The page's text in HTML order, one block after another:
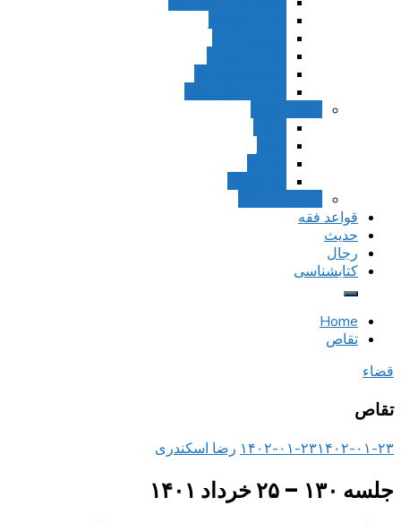
قواعد فقه
حدیث
رجال
کتابشناسی
Home
تقاص
قضاء
تقاص
۱۴۰۲-۰۱-۲۳۱۴۰۲-۰۱-۲۳ رضا اسکندری
جلسه ۱۳۰ – ۲۵ خرداد ۱۴۰۱